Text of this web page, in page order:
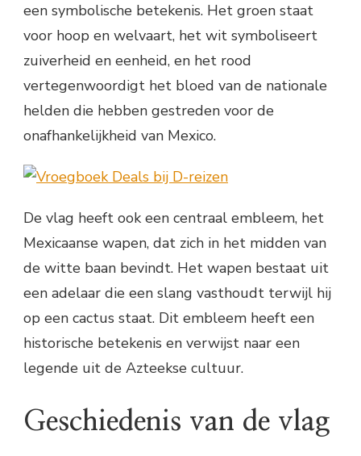
een symbolische betekenis. Het groen staat
voor hoop en welvaart, het wit symboliseert
zuiverheid en eenheid, en het rood
vertegenwoordigt het bloed van de nationale
helden die hebben gestreden voor de
onafhankelijkheid van Mexico.
De vlag heeft ook een centraal embleem, het
Mexicaanse wapen, dat zich in het midden van
de witte baan bevindt. Het wapen bestaat uit
een adelaar die een slang vasthoudt terwijl hij
op een cactus staat. Dit embleem heeft een
historische betekenis en verwijst naar een
legende uit de Azteekse cultuur.
Geschiedenis van de vlag